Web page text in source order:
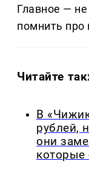
Главное —
помнить про
Читайте
В
рублей,
они
которые